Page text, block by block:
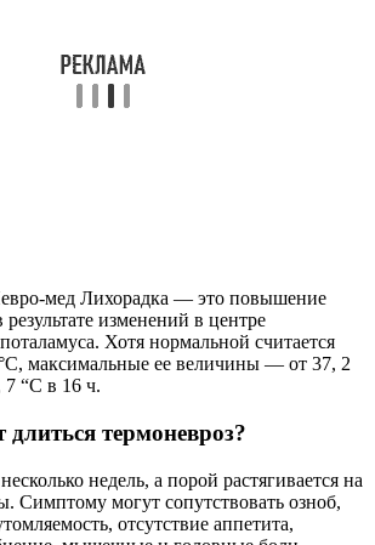
мед Лихорадка — это повышение
изменений в центре
Хотя нормальной считается
максимальные ее величины — от 37, 2
7 “С в 16 ч.
термоневроз?
недель, а порой растягивается на
Симптому могут сопутствовать озноб,
отсутствие аппетита,